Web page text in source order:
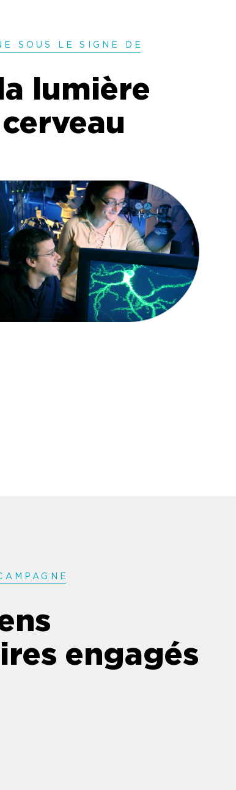
SOUS LE SIGNE D E
lumière
E
engagés